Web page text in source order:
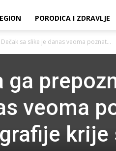
PORODICA I ZDRAVLJE
sa slike je danas veoma poznat...
veoma
krije